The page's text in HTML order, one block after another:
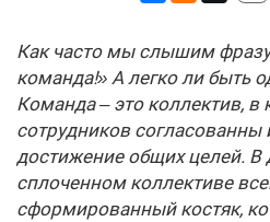
Как часто мы слышим
команда!» А легко ли быть
Команда – это коллектив, в
сотрудников
достижение общих целей.
сплоченном коллективе
сформированный костяк,